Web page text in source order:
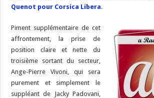
Quenot pour Corsica Libera.
Piment supplémentaire de cet
affrontement, la prise de
position claire et nette du
troisième sortant du secteur,
Ange-Pierre Vivoni, qui sera
purement et simplement le
suppléant de Jacky Padovani,